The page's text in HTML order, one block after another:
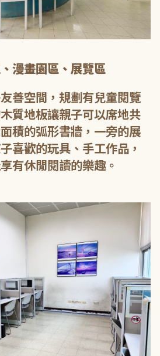
、漫畫園區、展覽區
善空間，規劃有兒童閱覽
質地板讓親子可以席地共
積的弧形書牆，一旁的展
喜歡的玩具、手工作品，
有休閒閱讀的樂趣。